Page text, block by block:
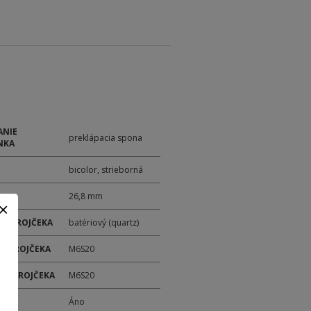
preklápacia spona
bicolor, strieborná
26,8 mm
STROJČEKA batériový (quartz)
STROJČEKA M6S20
STROJČEKA M6S20
Áno